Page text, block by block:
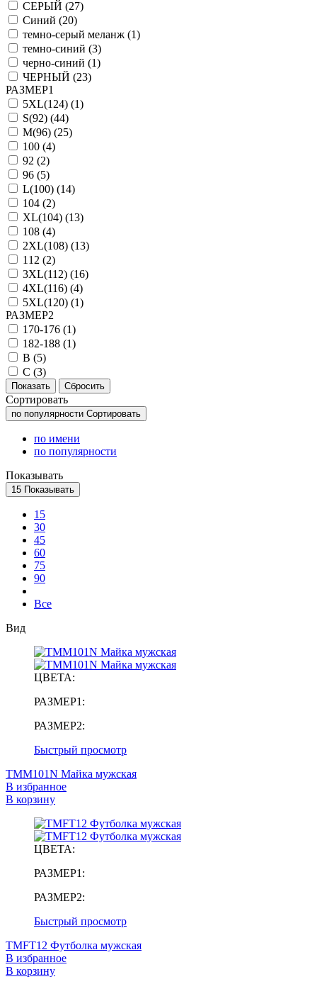
СЕРЫЙ (27)
Синий (20)
темно-серый меланж (1)
темно-синий (3)
черно-синий (1)
ЧЕРНЫЙ (23)
РАЗМЕР1
5XL(124) (1)
S(92) (44)
M(96) (25)
100 (4)
92 (2)
96 (5)
L(100) (14)
104 (2)
XL(104) (13)
108 (4)
2XL(108) (13)
112 (2)
3XL(112) (16)
4XL(116) (4)
5XL(120) (1)
РАЗМЕР2
170-176 (1)
182-188 (1)
B (5)
C (3)
Сортировать
по популярности Сортировать
по имени
по популярности
Показывать
15 Показывать
15
30
45
60
75
90
Все
Вид
ЦВЕТА:
РАЗМЕР1:
РАЗМЕР2:
Быстрый просмотр
TMM101N Майка мужская
В избранное
В корзину
ЦВЕТА:
РАЗМЕР1:
РАЗМЕР2:
Быстрый просмотр
TMFT12 Футболка мужская
В избранное
В корзину